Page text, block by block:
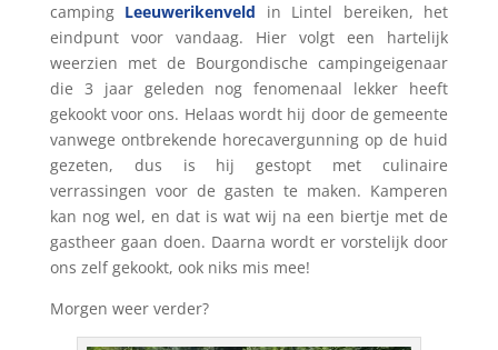
camping Leeuwerikenveld in Lintel bereiken, het
eindpunt voor vandaag. Hier volgt een hartelijk
weerzien met de Bourgondische campingeigenaar
die 3 jaar geleden nog fenomenaal lekker heeft
gekookt voor ons. Helaas wordt hij door de gemeente
vanwege ontbrekende horecavergunning op de huid
gezeten, dus is hij gestopt met culinaire
verrassingen voor de gasten te maken. Kamperen
kan nog wel, en dat is wat wij na een biertje met de
gastheer gaan doen. Daarna wordt er vorstelijk door
ons zelf gekookt, ook niks mis mee!
Morgen weer verder?